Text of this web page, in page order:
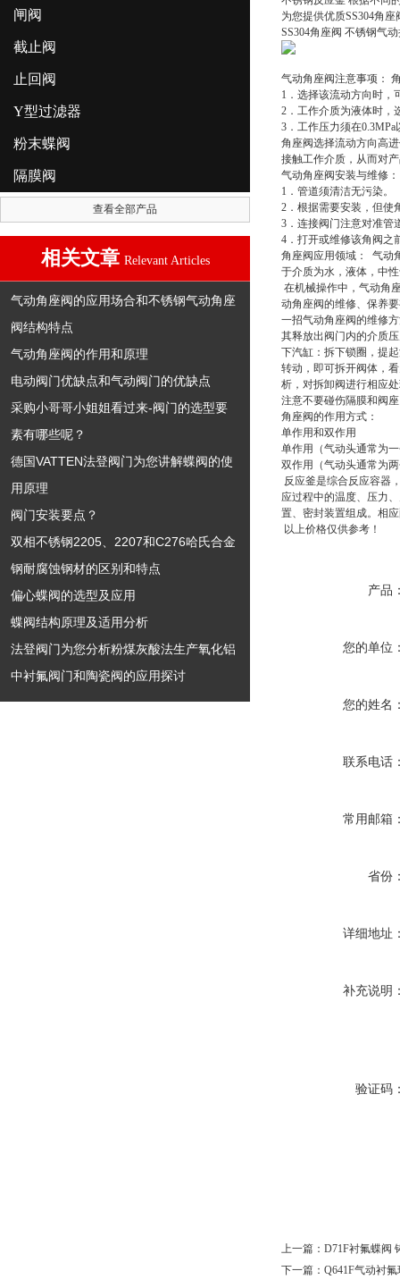
闸阀
截止阀
止回阀
Y型过滤器
粉末蝶阀
隔膜阀
查看全部产品
相关文章 Relevant Articles
气动角座阀的应用场合和不锈钢气动角座
阀结构特点
气动角座阀的作用和原理
电动阀门优缺点和气动阀门的优缺点
采购小哥哥小姐姐看过来-阀门的选型要
素有哪些呢？
德国VATTEN法登阀门为您讲解蝶阀的使
用原理
阀门安装要点？
双相不锈钢2205、2207和C276哈氏合金
钢耐腐蚀钢材的区别和特点
偏心蝶阀的选型及应用
蝶阀结构原理及适用分析
法登阀门为您分析粉煤灰酸法生产氧化铝
中衬氟阀门和陶瓷阀的应用探讨
为您提供优质SS304角
SS304角座阀 不锈钢气
气动角座阀注意事项：
1．选择该流动方向时，
2．工作介质为液体时，
3．工作压力须在
角座阀选择流动方向高
接触工作介质，从而对
气动角座阀安装与维修
1．管道须清洁无污染。
2．根据需要安装，但使
3．连接阀门注意对准管
4．打开或维修该角阀之
角座阀应用领域： 气动
于介质为水，液体，中
在机械操作中，气动角
动角座阀的维修、保养
一招气动角座阀的维修
其释放出阀门内的介质
下汽缸：拆下锁圈，提
转动，即可拆开阀体，
析，对拆卸阀进行相应
注意不要碰伤隔膜和阀
角座阀的作用方式：
单作用和双作用
单作用（气动头通常为
双作用（气动头通常为
反应釜是综合反应容器
应过程中的温度、压力
置、密封装置组成。相
以上价格仅供参考！
产品
您的单位
您的姓名
联系电话
常用邮箱
省份
详细地址
补充说明
验证码
上一篇： D71F衬氟蝶阀
下一篇： Q641F气动衬